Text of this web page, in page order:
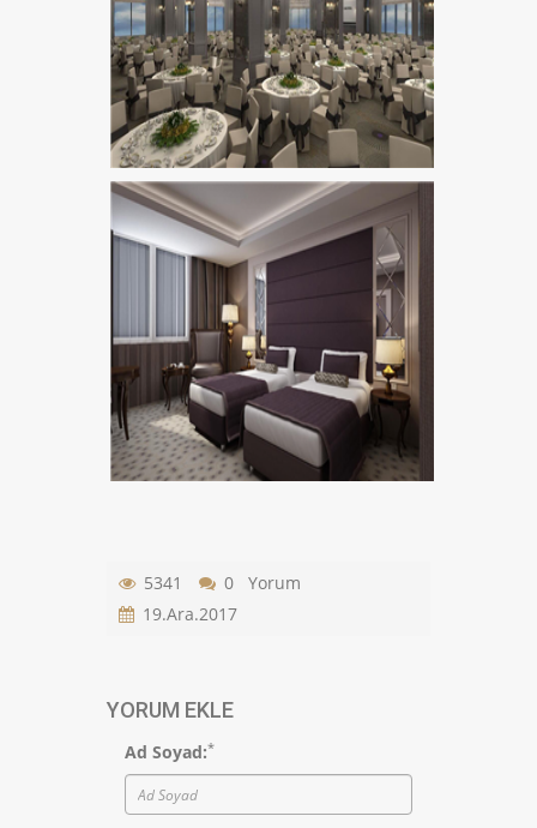
5341
0 Yorum
19.Ara.2017
YORUM EKLE
Ad Soyad:*